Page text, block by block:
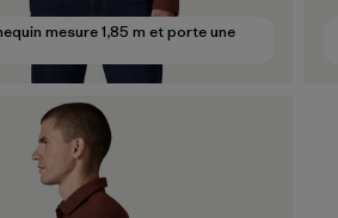
mesure 1,85 m et porte une